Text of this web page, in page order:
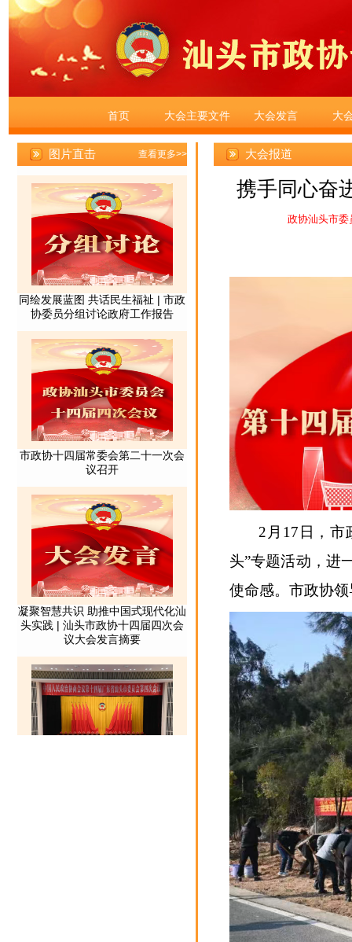
首页 大会主要文件 大会发言 大
大会报道
携手同心奋
政协汕头市委
2月17日，市
头”专题活动，进
使命感。市政协